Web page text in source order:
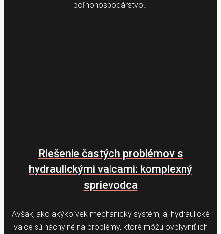
poľnohospodárstvo…
Riešenie častých problémov s
hydraulickými valcami: komplexný
sprievodca
Avšak, ako akýkoľvek mechanický systém, aj hydraulické
valce sú náchylné na problémy, ktoré môžu ovplyvniť ich